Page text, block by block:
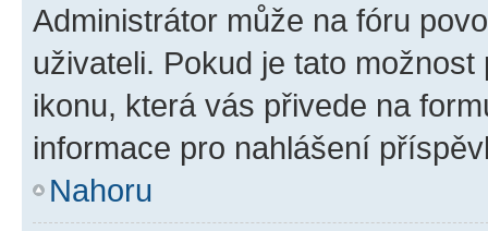
Administrátor může na fóru
uživateli. Pokud je tato
ikonu, která vás přivede na
informace pro nahlášení
Nahoru